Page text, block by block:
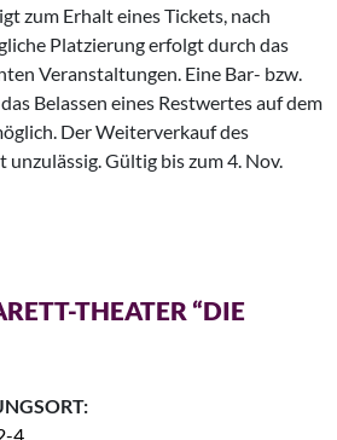
zum Erhalt eines Tickets, nach
Platzierung erfolgt durch das
Veranstaltungen. Eine Bar- bzw.
Belassen eines Restwertes auf dem
Der Weiterverkauf des
Gültig bis zum 4. Nov.
THEATER “DIE
4